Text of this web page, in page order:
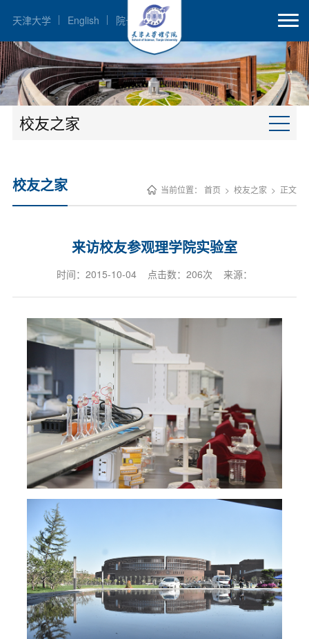
天津大学 English 院长邮箱
校友之家
当前位置：首页 >校友之家 > 正文
校友之家
来访校友参观理学院实验室
时间：2015-10-04 点击数： 206次 来源：